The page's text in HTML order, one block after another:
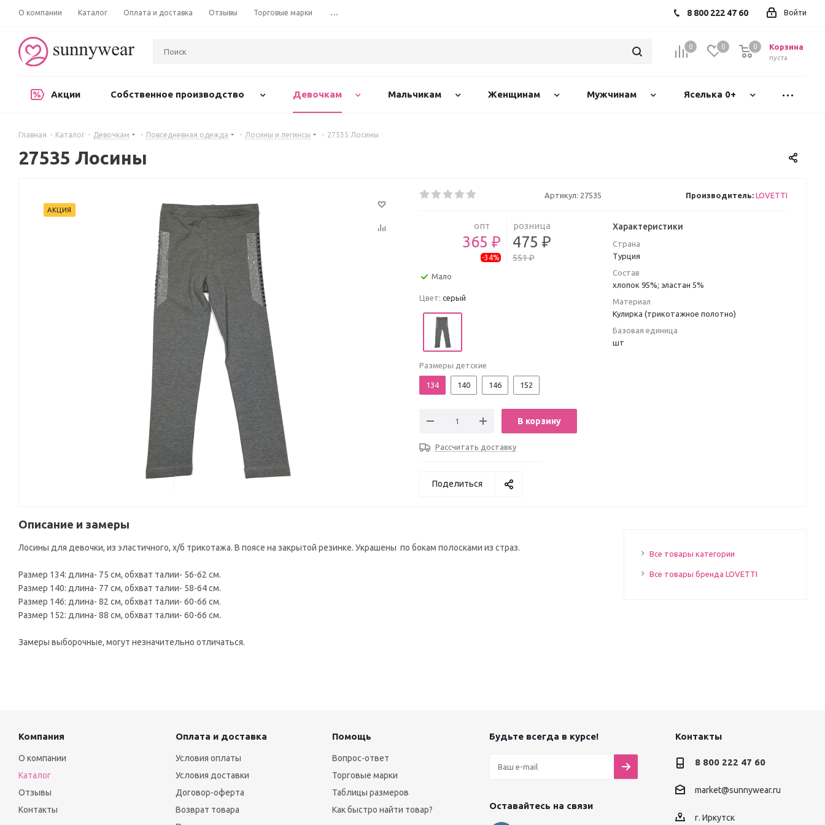
О компании Каталог Оплата и доставка Отзывы Торговые марки ... Войти
8 800 222 47 60
0 0 Корзина
пуста
0
Акции Собственное производство Девочкам Мальчикам Женщинам Мужчинам Яселька 0+
Главная - Каталог - Девочкам - Повседневная одежда - Лосины и легинсы - 27535 Лосины
27535 Лосины
АКЦИЯ
Артикул: 27535 Производитель: LOVETTI
опт
365 ₽
-34%
розница
475 ₽
551 ₽
Мало
Цвет: серый
Размеры детские
134 140 146 152
В корзину
Рассчитать доставку
Характеристики
Страна
Турция
Состав
хлопок 95%; эластан 5%
Материал
Кулирка (трикотажное полотно)
Базовая единица
шт
Поделиться
Описание и замеры
Лосины для девочки, из эластичного, х/б трикотажа. В поясе на закрытой резинке. Украшены по бокам полосками из страз.
Размер 134: длина- 75 см, обхват талии- 56-62 см.
Размер 140: длина- 77 см, обхват талии- 58-64 см.
Размер 146: длина- 82 см, обхват талии- 60-66 см.
Размер 152: длина- 88 см, обхват талии- 60-66 см.
Замеры выборочные, могут незначительно отличаться.
Все товары категории
Все товары бренда LOVETTI
Компания
О компании
Каталог
Отзывы
Контакты
Оплата и доставка
Условия оплаты
Условия доставки
Договор-оферта
Возврат товара
Помощь
Вопрос-ответ
Торговые марки
Таблицы размеров
Как быстро найти товар?
Будьте всегда в курсе!
Оставайтесь на связи
Контакты
8 800 222 47 60
market@sunnywear.ru
г. Иркутск